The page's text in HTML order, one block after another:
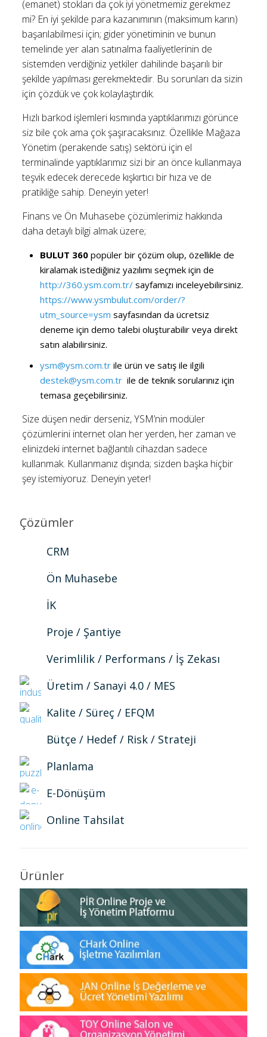
(emanet) stokları da çok iyi yönetmemiz gerekmez
mi? En iyi şekilde para kazanımının (maksimum karın)
başarılabilmesi için; gider yönetiminin ve bunun
temelinde yer alan satınalma faaliyetlerinin de
sistemden verdiğiniz yetkiler dahilinde başarılı bir
şekilde yapılması gerekmektedir. Bu sorunları da sizin
için çözdük ve çok kolaylaştırdık.
Hızlı barkod işlemleri kısmında yaptıklarımızı görünce
siz bile çok ama çok şaşıracaksınız. Özellikle Mağaza
Yönetim (perakende satış) sektörü için el
terminalinde yaptıklarımız sizi bir an önce kullanmaya
teşvik edecek derecede kışkırtıcı bir hıza ve de
pratikliğe sahip. Deneyin yeter!
Finans ve Ön Muhasebe çözümlerimiz hakkında
daha detaylı bilgi almak üzere;
BULUT 360popüler bir çözüm olup, özellikle de
kiralamak istediğiniz yazılımı seçmek için de
http://360.ysm.com.tr/sayfamızı inceleyebilirsiniz.
https://www.ysmbulut.com/order/?
utm_source=ysm sayfasından da ücretsiz
deneme için demo talebi oluşturabilir veya direkt
satın alabilirsiniz.
ysm@ysm.com.trile ürün ve satış ile ilgili
destek@ysm.com.trile de teknik sorularınız için
temasa geçebilirsiniz.
Size düşen nedir derseniz, YSM’nin modüler
çözümlerini internet olan her yerden, her zaman ve
elinizdeki internet bağlantılı cihazdan sadece
kullanmak. Kullanmanız dışında; sizden başka hiçbir
şey istemiyoruz. Deneyin yeter!
Çözümler
CRM
Ön Muhasebe
İK
Proje / Şantiye
Verimlilik / Performans / İş Zekası
Üretim / Sanayi 4.0 / MES
Kalite / Süreç / EFQM
Bütçe / Hedef / Risk / Strateji
Planlama
E-Dönüşüm
Online Tahsilat
Ürünler